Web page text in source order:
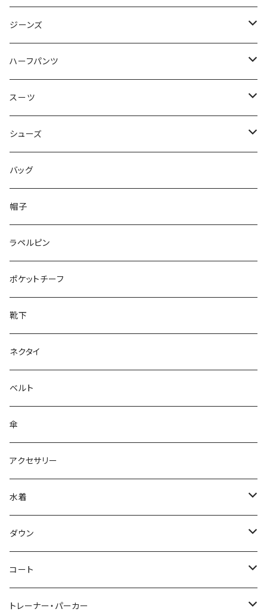
50/XL～
48/L
50/XL～
46/M
48/L
50/XL～
～44/S
46/M
48/L
50/XL～
ジーンズ
～44/S
46/M
48/L
50/XL～
ハーフパンツ
～44/S
46/M
48/L
50/XL～
スーツ
～44/S
46/M
48/L
50/XL～
シューズ
～25.5cm
26cm～
27cm～
28cm～
バッグ
帽子
ラペルピン
ポケットチーフ
靴下
ネクタイ
ベルト
傘
アクセサリー
水着
～44/S
46/M
48/L
ダウン
～44/S
46/M
コート
～44/S
トレーナー・パーカー